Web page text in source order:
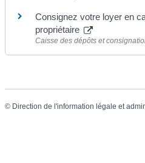
Consignez votre loyer en
propriétaire
Caisse des dépôts et
© Direction de l'information légale et